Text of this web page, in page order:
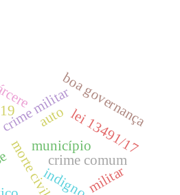
morte civilindigno
auto
crime comum
crime militarlei 13491/17
boa governança
militar
município